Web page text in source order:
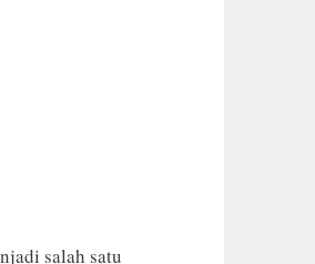
salah satu